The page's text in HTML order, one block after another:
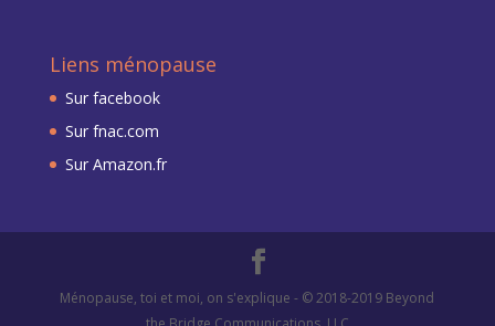
Liens ménopause
Sur facebook
Sur fnac.com
Sur Amazon.fr
Ménopause, toi et moi, on s'explique - © 2018-2019 Beyond